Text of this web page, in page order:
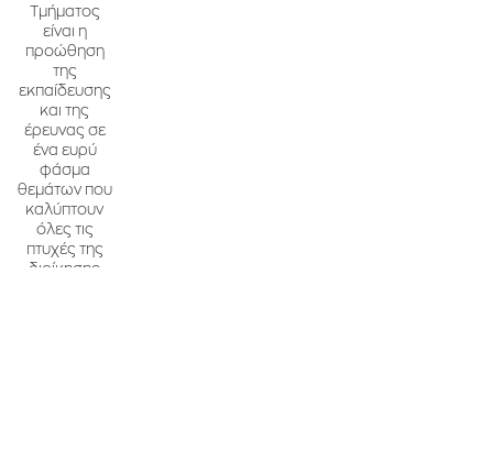
Τμήματος
είναι η
προώθηση
της
εκπαίδευσης
και της
έρευνας σε
ένα ευρύ
φάσμα
θεμάτων που
καλύπτουν
όλες τις
πτυχές της
διοίκησης